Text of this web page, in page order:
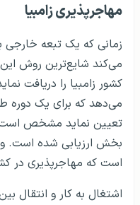
مهاجرپذیری زامبیا
زمانی که یک تبعه خارجی
می‌کند شایع‌ترین روش
کشور زامبیا را دریافت
می‌دهد که برای یک دوره
تعیین نماید مشخص است
بخش ارزیابی شده است.
است که مهاجرپذیری در
اشتغال به کار و انتقال